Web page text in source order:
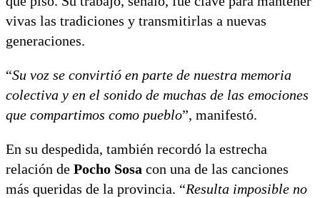
vivas las tradiciones y transmitirlas a nuevas
generaciones.
“Su voz se convirtió en parte de nuestra memoria
colectiva y en el sonido de muchas de las emociones
que compartimos como pueblo”, manifestó.
En su despedida, también recordó la estrecha
relación de Pocho Sosa con una de las canciones
más queridas de la provincia. “Resulta imposible no